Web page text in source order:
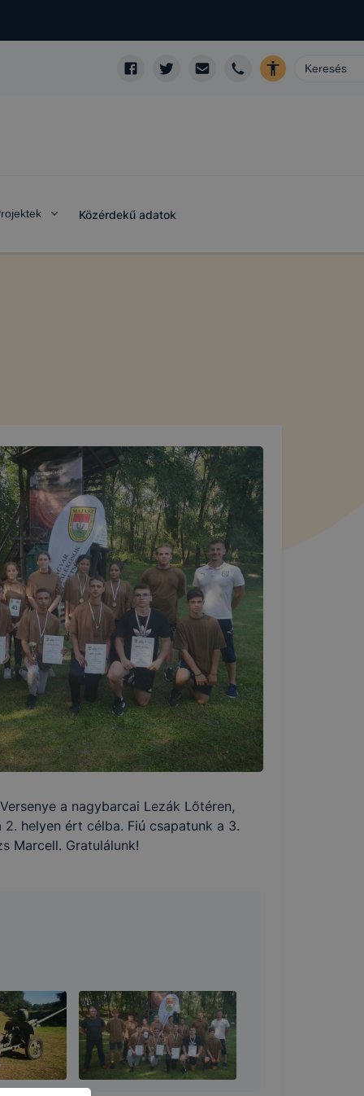
Közérdekű adatok
a nagybarcai Lezák Lőtéren,
helyen ért célba. Fiú csapatunk a 3.
Marcell. Gratulálunk!
a
a
így
cookie-kat
nélkül